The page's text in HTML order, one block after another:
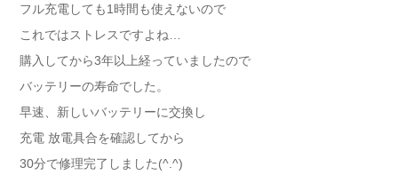
フル充電しても1時間も使えないので
これではストレスですよね…
購入してから3年以上経っていましたので
バッテリーの寿命でした。
早速、新しいバッテリーに交換し
充電 放電具合を確認してから
30分で修理完了しました(^.^)